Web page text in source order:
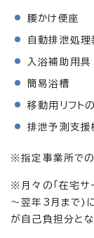
腰かけ便座
自動排泄処
入浴補助用具
簡易浴槽
移動用リフト
排泄予測支援
※指定事業所での
※月々の「在宅サ
～翌年3月まで)
が自己負担分とな